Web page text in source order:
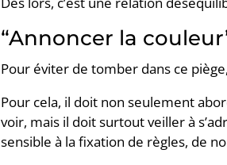
“Annoncer la
Pour éviter de tomber dans ce
Pour cela, il doit non seulement
voir, mais il doit surtout veiller à
sensible à la fixation de règles, de